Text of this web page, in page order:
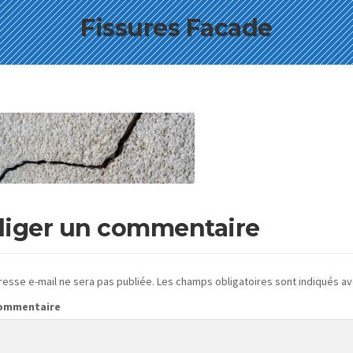
Fissures Facade
un commentaire
e-mail ne sera pas publiée. Les champs obligatoires sont indiqués